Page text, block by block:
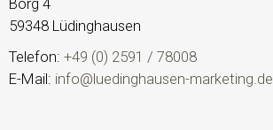
59348 Lüdinghausen
Telefon: +49 (0) 2591 / 78008
E-Mail: info@luedinghausen-marketing.de